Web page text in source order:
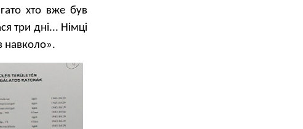
хто вже був
три дні... Німці
навколо».